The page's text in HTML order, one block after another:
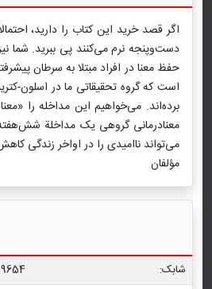
اگر قصد خرید این کتاب را دارید،
دست‌وپنجه نرم می‌کنند پی ببرید. شما
حفظ معنا در افراد مبتلا به سرطان
است که گروه تحقیقاتی ما در اسلون-
برده‌اند. می‌خواهیم این مداخله را
معنادرمانی گروهی یک مداخلة
می‌تواند ناامیدی را در اواخر زندگی
مؤلفان
شابک: